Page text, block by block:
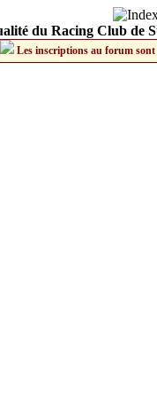
du Racing Club de
Les inscriptions au forum sont